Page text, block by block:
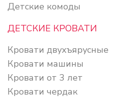
Детские комоды
ДЕТСКИЕ КРОВАТИ
Кровати двухъярусные
Кровати машины
Кровати от 3 лет
Кровати чердак